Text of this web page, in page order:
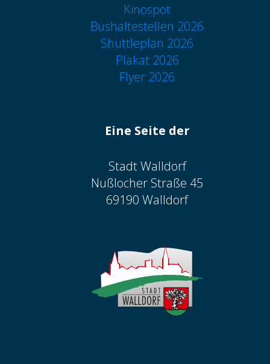
Kinospot
Bushaltestellen 2026
Shuttleplan 2026
Plakat 2026
Flyer 2026
Eine Seite der
Stadt Walldorf
Nußlocher Straße 45
69190 Walldorf